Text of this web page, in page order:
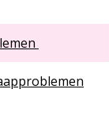
slaapgedrag
diagnose